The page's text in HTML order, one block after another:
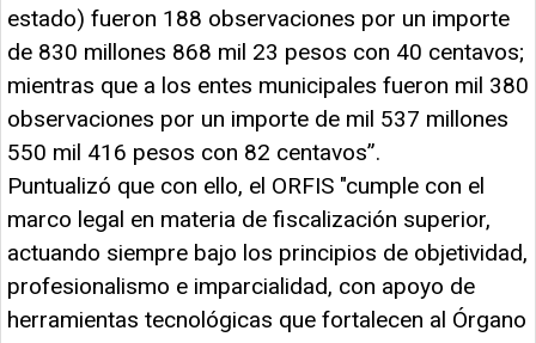
estado) fueron 188 observaciones por un importe
de 830 millones 868 mil 23 pesos con 40 centavos;
mientras que a los entes municipales fueron mil 380
observaciones por un importe de mil 537 millones
550 mil 416 pesos con 82 centavos”.
Puntualizó que con ello, el ORFIS "cumple con el
marco legal en materia de fiscalización superior,
actuando siempre bajo los principios de objetividad,
profesionalismo e imparcialidad, con apoyo de
herramientas tecnológicas que fortalecen al Órgano